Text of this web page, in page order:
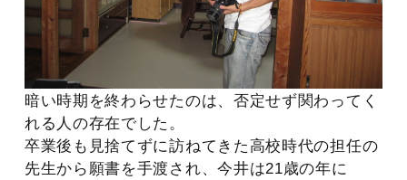
暗い時期を終わらせたのは、否定せず関わってく
れる人の存在でした。
卒業後も見捨てずに訪ねてきた高校時代の担任の
先生から願書を手渡され、今井は21歳の年に